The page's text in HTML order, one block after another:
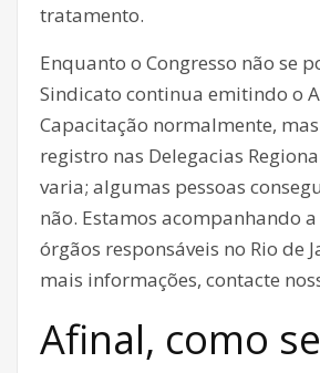
tratamento.
Enquanto o Congresso não se
Sindicato continua emitindo o
Capacitação normalmente,
registro nas Delegacias
varia; algumas pessoas
não. Estamos acompanhando
órgãos responsáveis no Rio de
mais informações, contacte
Afinal, como